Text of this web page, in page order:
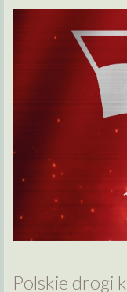
Polskie drogi